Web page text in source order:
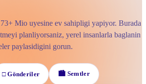
Mio uyesine ev sahipligi yapiyor. Burada
planliyorsaniz, yerel insanlarla baglanin
paylasidigini gorun.
□Gönderiler 🏙 Semtler